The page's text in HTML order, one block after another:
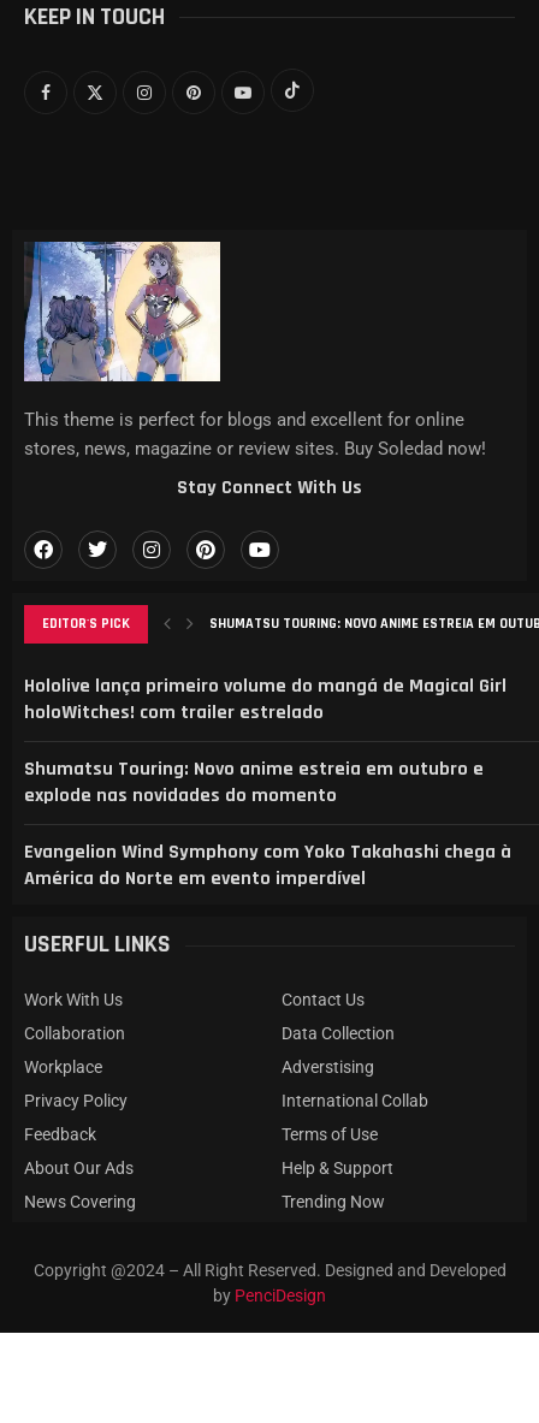
KEEP IN TOUCH
EDITOR'S PICK SHUMATSU TOURING: NOVO ANIME ESTREIA EM
Hololive lança primeiro volume do mangá de Magical Girl
holoWitches! com trailer estrelado
Shumatsu Touring: Novo anime estreia em outubro e
explode nas novidades do momento
Evangelion Wind Symphony com Yoko Takahashi chega à
América do Norte em evento imperdível
This theme is perfect for blogs and excellent for online
stores, news, magazine or review sites. Buy Soledad now!
Stay Connect With Us
USERFUL LINKS
Work With Us
Contact Us
Collaboration
Data Collection
Workplace
Adverstising
Privacy Policy
International Collab
Feedback
Terms of Use
About Our Ads
Help & Support
News Covering
Trending Now
Copyright @2024 – All Right Reserved. Designed and Developed
by PenciDesign